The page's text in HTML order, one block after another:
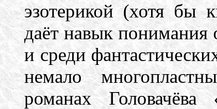
эзотерикой (хотя бы
даёт навык понимания
и среди
немало
романах Головачёва